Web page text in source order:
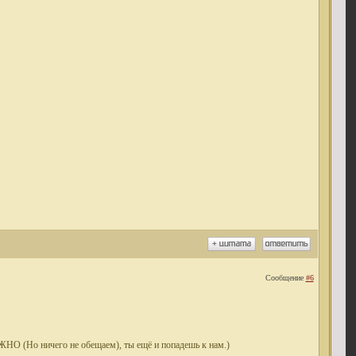
Сообщение #6
(Но ничего не обещаем), ты ещё и попадешь к нам.)